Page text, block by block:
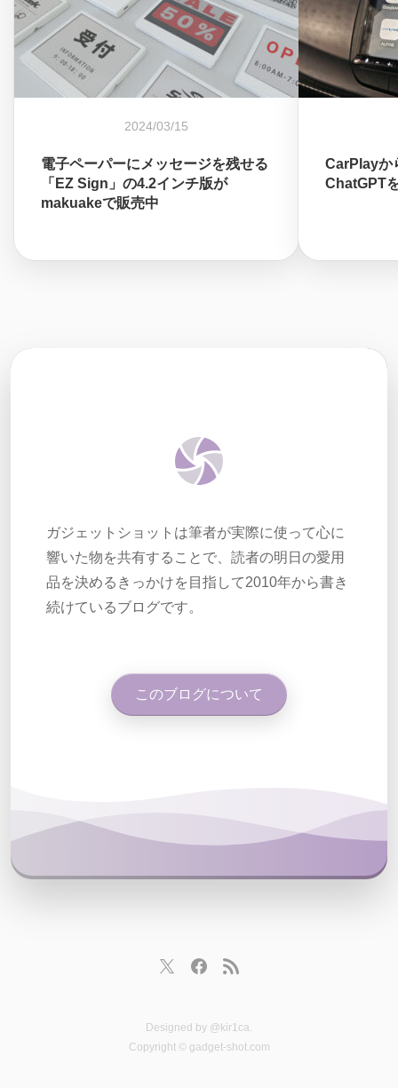
2024/03/15
電子ペーパーにメッセージを残せる
「EZ Sign」の4.2インチ版が
makuakeで販売中
CarPlayか
ChatGPT
ガジェットショットは筆者が実際に使って心に
響いた物を共有することで、読者の明日の愛用
品を決めるきっかけを目指して2010年から書き
続けているブログです。
このブログについて
Designed by @kir1ca.
Copyright © gadget-shot.com